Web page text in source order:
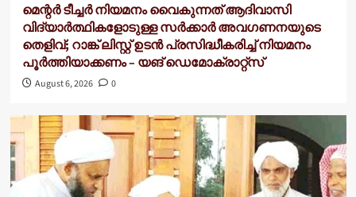
മെന്റർ ടീച്ചർ നിയമനം വൈകുന്നത് ആദിവാസി
വിദ്യാർത്ഥികളോടുള്ള സർക്കാർ അവഗണനയുടെ
തെളിവ്; റാങ്ക് ലിസ്റ്റ് ഉടൻ പ്രസിദ്ധീകരിച്ച് നിയമനം
പൂർത്തിയാക്കണം – യങ് ഡെമോക്രാറ്റ്സ്
August 6, 2026 0